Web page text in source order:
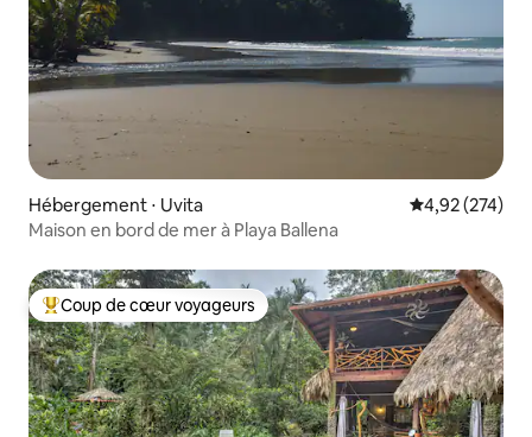
Hébergement ⋅ Uvita Évaluation
4,92 (274)
Maison en bord de mer à Playa Ballena
Coups de cœur voyageurs les plus appréciés
Coup de cœur voyageurs